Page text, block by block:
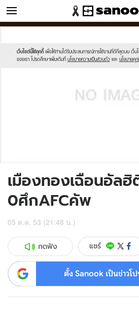
ข่าว
เว็บไซต์นี้ใช้คุกกี้ เพื่อให้ท่านได้รับประสบการณ์การใช้งานที่ดีที่สุดบน เว็บ
ของเรา โปรดศึกษาเพิ่มเติมที่ นโยบายความเป็นส่วนตัว และ นโยบายคุก
sanook.png
image.jpg
เมืองทองเฉือนอัลฮิ
0ศึกAFCคัพ
05 ต.ค. 53 (21:48 น.)
กดฟัง แชร์
ตั้ง Sanook เป็นข่าวโ